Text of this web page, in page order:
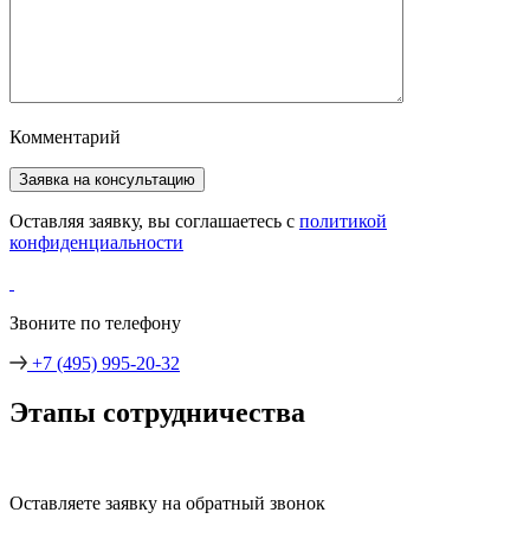
Комментарий
Оставляя заявку, вы соглашаетесь с политикой
конфиденциальности
Звоните по телефону
+7 (495) 995-20-32
Этапы сотрудничества
Оставляете заявку на обратный звонок